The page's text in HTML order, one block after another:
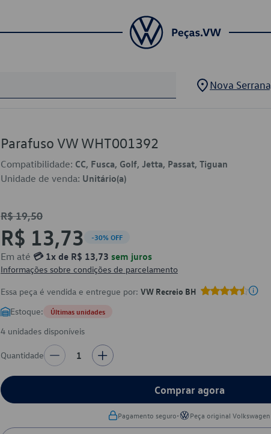
Nova Serrana
Parafuso VW WHT001392
Compatibilidade: CC, Fusca, Golf, Jetta, Passat, Tiguan
Unidade de venda: Unitário(a)
R$ 19,50
R$ 13,73 -30% OFF
Em até 💳 1x de R$ 13,73 sem juros
Informações sobre condições de parcelamento
Essa peça é vendida e entregue por: VW Recreio BH
Estoque: Últimas unidades
4 unidades disponíveis
Quantidade 1
Comprar agora
Pagamento seguro• Peça original Volkswagen